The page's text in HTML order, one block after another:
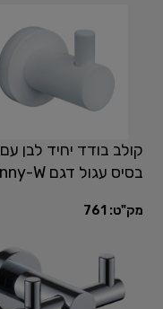
קולב בודד יחיד לבן עם
בסיס עגול דגם Skinny-W
מק"ט: 761